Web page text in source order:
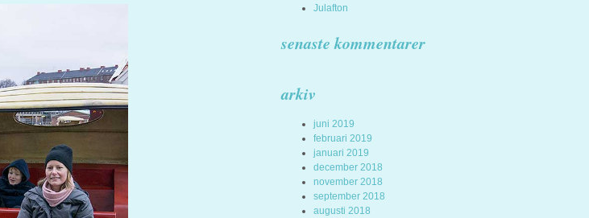
Julafton
senaste kommentarer
arkiv
juni 2019
februari 2019
januari 2019
december 2018
november 2018
september 2018
augusti 2018